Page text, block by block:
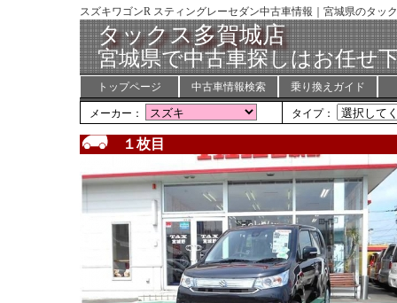
スズキワゴンR スティングレーセダン中古車情報｜宮城県のタッ
タックス多賀城店
宮城県で中古車探しはお任せ
トップページ 中古車情報検索 乗り換えガイド
メーカー： タイプ：
１枚目